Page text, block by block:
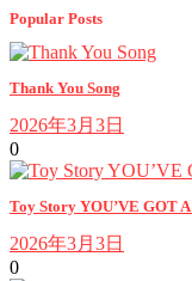
Popular Posts
Thank You Song
2026年3月3日
0
Toy Story YOU’VE GOT
2026年3月3日
0